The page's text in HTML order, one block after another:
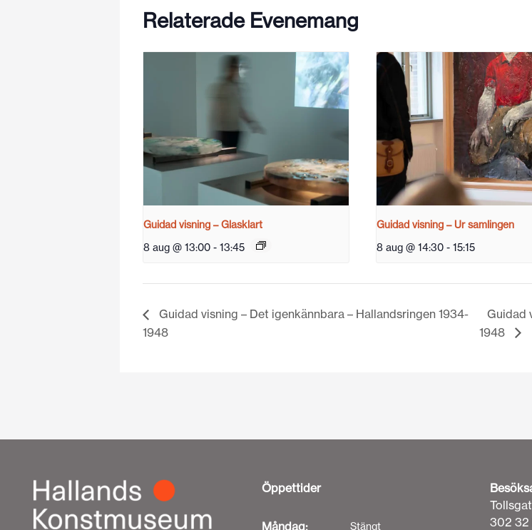
Relaterade Evenemang
Guidad visning – Glasklart
8 aug @ 13:00 - 13:45
Guidad visning – Ur samlingen
8 aug @ 14:30 - 15:15
Guidad visning – Det igenkännbara – Hallandsringen 1934-
1948
Guidad
1948
Öppettider
Måndag: Stängt
302 32